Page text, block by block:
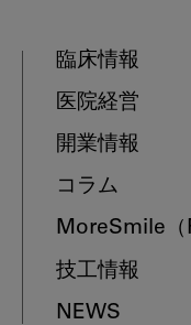
臨床情報
医院経営
開業情報
コラム
MoreSmile
技工情報
NEWS